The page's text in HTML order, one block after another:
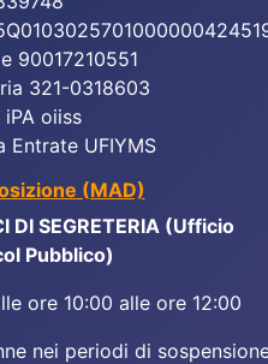
90017210551
321-0318603
oiiss
Entrate UFIYMS
(MAD)
DI SEGRETERIA (Ufficio
Pubblico)
ore 10:00 alle ore 12:00
nei periodi di